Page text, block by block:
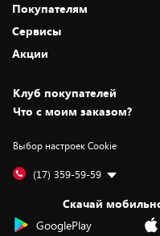
О нас
Адреса магазинов
Новости
Статьи и обзоры
Вакансии
Дай пять добру!
Покупателям
Как сделать заказ
Оплата и доставка
Безналичный расчёт
Обмен и возврат товара
Обработка персональных
Подарочные карты
Сервисы
Установка техники
Для игровых консолей
Для мобильных устройств
Для компьютеров
Сервисные центры
Акции
Скидки и промокоды
Белорусские товары
Бонусы
Оплата частями
Новинки
Клуб покупателей
Что с моим заказом?
Выбор настроек Cookie
(17) 359-59-59
Скачай
GooglePlay